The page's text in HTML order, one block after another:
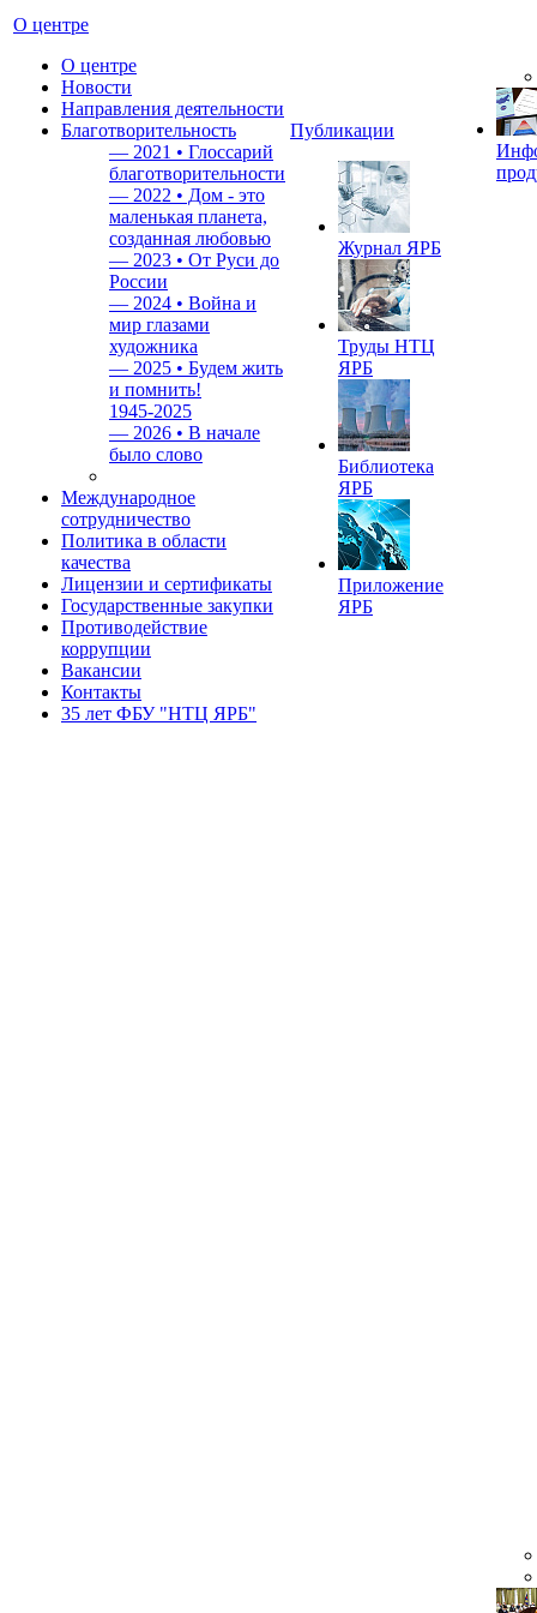
О центре
О центре
Новости
Направления деятельности
Благотворительность
— 2021 • Глоссарий
благотворительности
— 2022 • Дом - это
маленькая планета,
созданная любовью
— 2023 • От Руси до
России
— 2024 • Война и
мир глазами
художника
— 2025 • Будем жить
и помнить!
1945-2025
— 2026 • В начале
было слово
Международное
сотрудничество
Политика в области
качества
Лицензии и сертификаты
Государственные закупки
Противодействие
коррупции
Вакансии
Контакты
35 лет ФБУ "НТЦ ЯРБ"
Публикации
Журнал ЯРБ
Труды НТЦ
ЯРБ
Библиотека
ЯРБ
Приложение
ЯРБ